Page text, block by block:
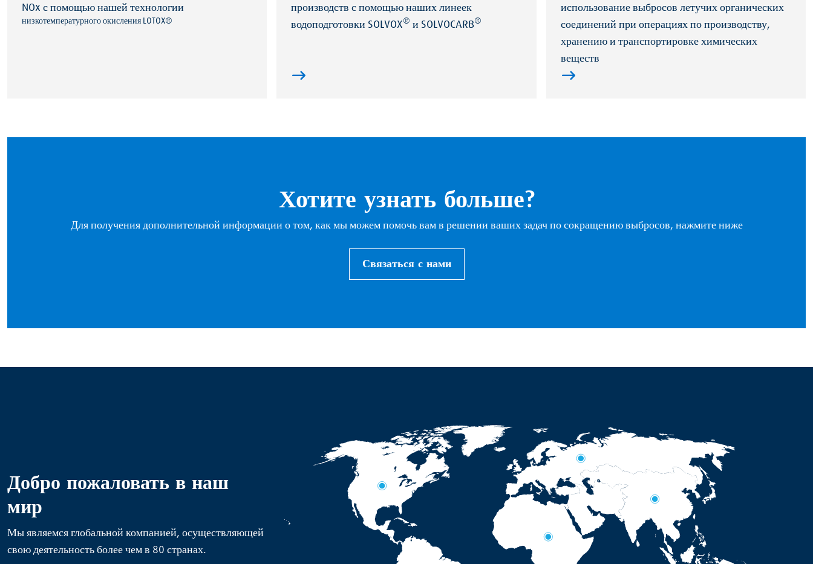
NOx с помощью нашей технологии
низкотемпературного окисления LOTOX®
производств с помощью наших линеек
водоподготовки SOLVOX® и SOLVOCARB®
использование выбросов летучих органических
соединений при операциях по производству,
хранению и транспортировке химических
веществ
Хотите узнать больше?
Для получения дополнительной информации о том, как мы можем помочь вам в решении ваших задач по сокращению выбросов, нажмите ниже
Связаться с нами
Добро пожаловать в наш
мир
Мы являемся глобальной компанией, осуществляющей
свою деятельность более чем в 80 странах.